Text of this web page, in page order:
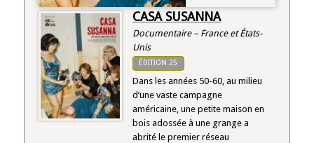
CASA SUSANNA
Documentaire – France et États-
Unis
ÉDITION 25
Dans les années 50-60, au milieu
d’une vaste campagne
américaine, une petite maison en
bois adossée à une grange a
abrité le premier réseau